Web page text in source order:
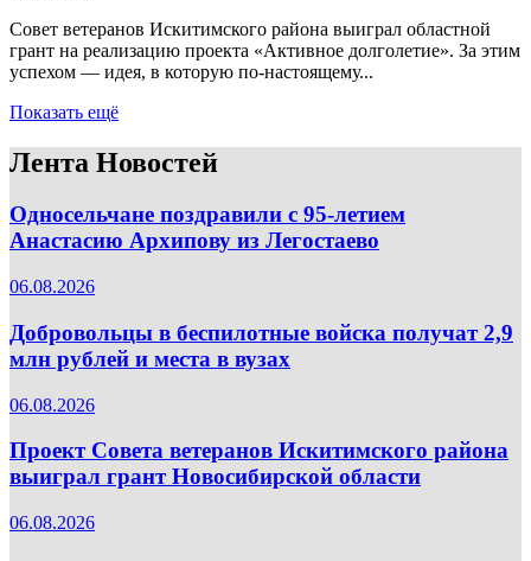
Совет ветеранов Искитимского района выиграл областной
грант на реализацию проекта «Активное долголетие». За этим
успехом — идея, в которую по-настоящему...
Показать ещё
Лента Новостей
Односельчане поздравили с 95-летием
Анастасию Архипову из Легостаево
06.08.2026
Добровольцы в беспилотные войска получат 2,9
млн рублей и места в вузах
06.08.2026
Проект Совета ветеранов Искитимского района
выиграл грант Новосибирской области
06.08.2026